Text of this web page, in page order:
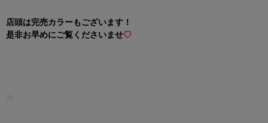
店頭は完売カラーもございます！
是非お早めにご覧くださいませ♡